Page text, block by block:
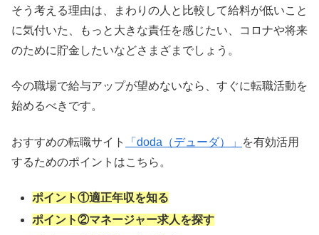
そう考える理由は、まわりの人と比較して給料が低いこと
に気付いた、もっと大きな責任を感じたい、コロナや将来
のために貯金したいなどさまざまでしょう。
今の職場で給与アップが望めないなら、すぐに転職活動を
始めるべきです。
おすすめの転職サイト 「doda（デューダ）」
を有効活用
するためのポイントはこちら。
ポイント①適正年収を知る
ポイント②マネージャー求人を探す